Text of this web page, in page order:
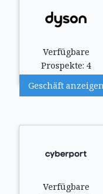
Verfügbare
Prospekte: 4
Geschäft
Verfügbare